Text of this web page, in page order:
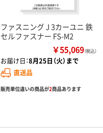
ファスニング J 3カーユニ 鉄
セルファスナー FS-M2
￥55,069（税込）
お届け日：8月25日（火）まで
直送品
販売単位違いの商品が2商品あります